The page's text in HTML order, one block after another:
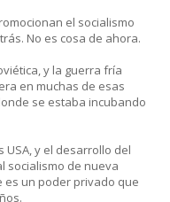
el socialismo
No es cosa de ahora.
y la guerra fría
en muchas de esas
se estaba incubando
USA, y el desarrollo del
socialismo de nueva
un poder privado que